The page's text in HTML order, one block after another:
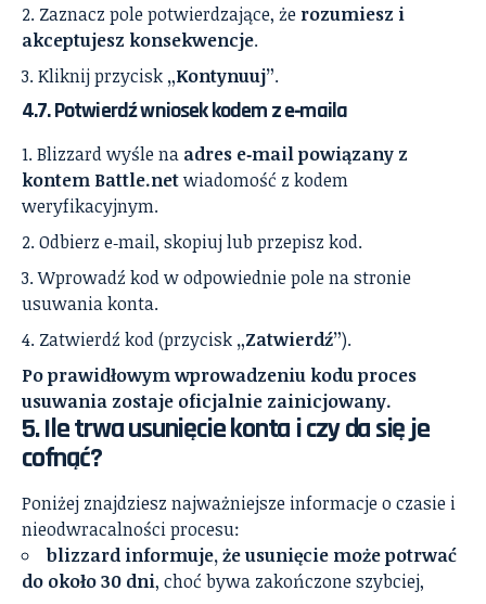
Zaznacz pole potwierdzające, że rozumiesz i
akceptujesz konsekwencje.
Kliknij przycisk „Kontynuuj”.
4.7. Potwierdź wniosek kodem z e‑maila
Blizzard wyśle na adres e‑mail powiązany z
kontem Battle.netwiadomość z kodem
weryfikacyjnym.
Odbierz e‑mail, skopiuj lub przepisz kod.
Wprowadź kod w odpowiednie pole na stronie
usuwania konta.
Zatwierdź kod (przycisk „Zatwierdź”).
Po prawidłowym wprowadzeniu kodu proces
usuwania zostaje oficjalnie zainicjowany.
5. Ile trwa usunięcie konta i czy da się je
cofnąć?
Poniżej znajdziesz najważniejsze informacje o czasie i
nieodwracalności procesu:
blizzard informuje, że usunięcie może potrwać
do około 30 dni, choć bywa zakończone szybciej,